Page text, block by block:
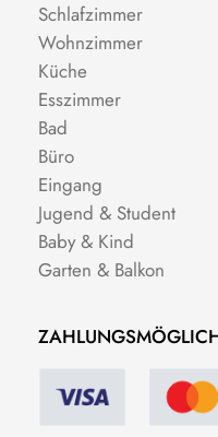
Schlafzimmer
Wohnzimmer
Küche
Esszimmer
Bad
Büro
Eingang
Jugend & Student
Baby & Kind
Garten & Balkon